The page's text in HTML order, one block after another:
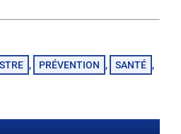
, PRÉVENTION , SANTÉ ,